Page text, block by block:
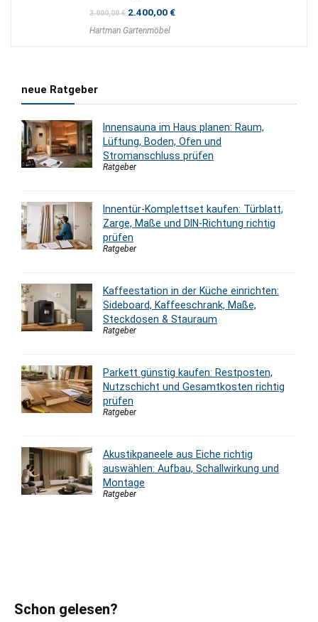
3.000,00€ Ursprünglicher
war:
2.400,00€Aktueller
Hartman Gartenmöbel
neue Ratgeber
Innensauna im Haus planen: Raum,
Lüftung, Boden, Ofen und
Stromanschluss prüfen
Ratgeber
Innentür-Komplettset kaufen: Türblatt,
Zarge, Maße und DIN-Richtung richtig
prüfen
Ratgeber
Kaffeestation in der Küche einrichten:
Sideboard, Kaffeeschrank, Maße,
Steckdosen & Stauraum
Ratgeber
Parkett günstig kaufen: Restposten,
Nutzschicht und Gesamtkosten richtig
prüfen
Ratgeber
Akustikpaneele aus Eiche richtig
auswählen: Aufbau, Schallwirkung und
Montage
Ratgeber
Schon gelesen?